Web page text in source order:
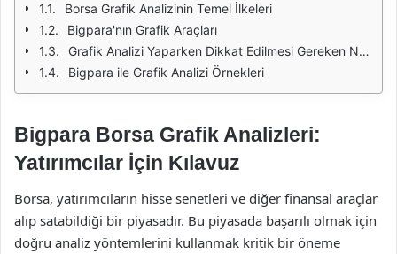
Borsa Grafik Analizinin Temel İlkeleri
Bigpara'nın Grafik Araçları
Grafik Analizi Yaparken Dikkat Edilmesi Gereken Noktalar
Bigpara ile Grafik Analizi Örnekleri
Bigpara Borsa Grafik Analizleri:
Yatırımcılar İçin Kılavuz
Borsa, yatırımcıların hisse senetleri ve diğer finansal araçlar
alıp satabildiği bir piyasadır. Bu piyasada başarılı olmak için
doğru analiz yöntemlerini kullanmak kritik bir öneme